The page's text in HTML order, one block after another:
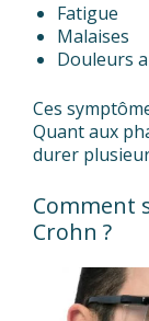
Fatigue
Malaises
Douleurs
Ces
Quant aux
durer
Comment
Crohn ?